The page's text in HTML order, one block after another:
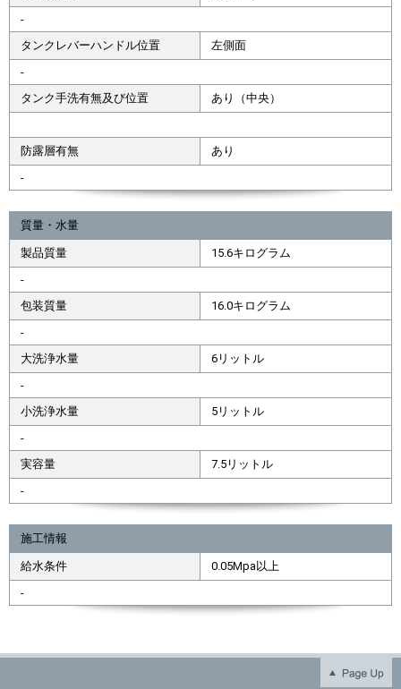
-
タンクレバーハンドル位置
左側面
-
タンク手洗有無及び位置
あり（中央）
防露層有無
あり
-
質量・水量
製品質量
15.6キログラム
-
包装質量
16.0キログラム
-
大洗浄水量
6リットル
-
小洗浄水量
5リットル
-
実容量
7.5リットル
-
施工情報
給水条件
0.05Mpa以上
-